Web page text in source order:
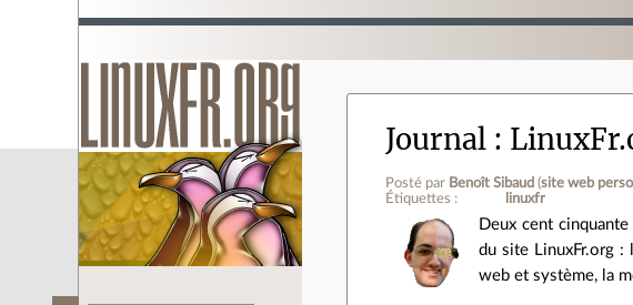
Journal
Posté par Benoît Sibaud (site web
Étiquettes :
linuxfr
Deux cent
du site LinuxFr.org :
web et système, la